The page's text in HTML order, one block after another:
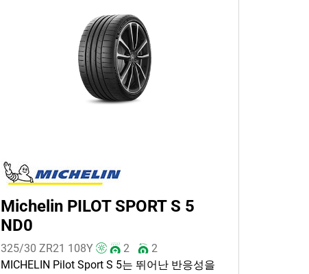
Michelin PILOT SPORT S 5
ND0
325/30 ZR21 108Y 2
2
MICHELIN Pilot Sport S 5는 뛰어난 반응성을